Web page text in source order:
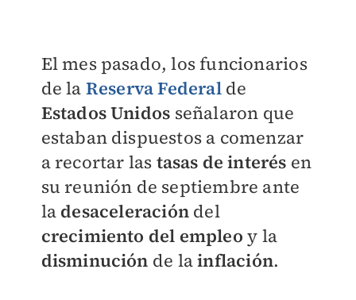
El mes pasado, los funcionarios
de la Reserva Federalde
Estados Unidos señalaron que
estaban dispuestos a comenzar
a recortar las tasas de interés en
su reunión de septiembre ante
la desaceleración del
crecimiento del empleo y la
disminución de lainflación.